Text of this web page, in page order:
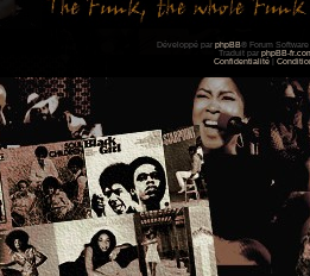
Développé par phpBB® Forum
Traduit par phpBB-
Confidentialité |